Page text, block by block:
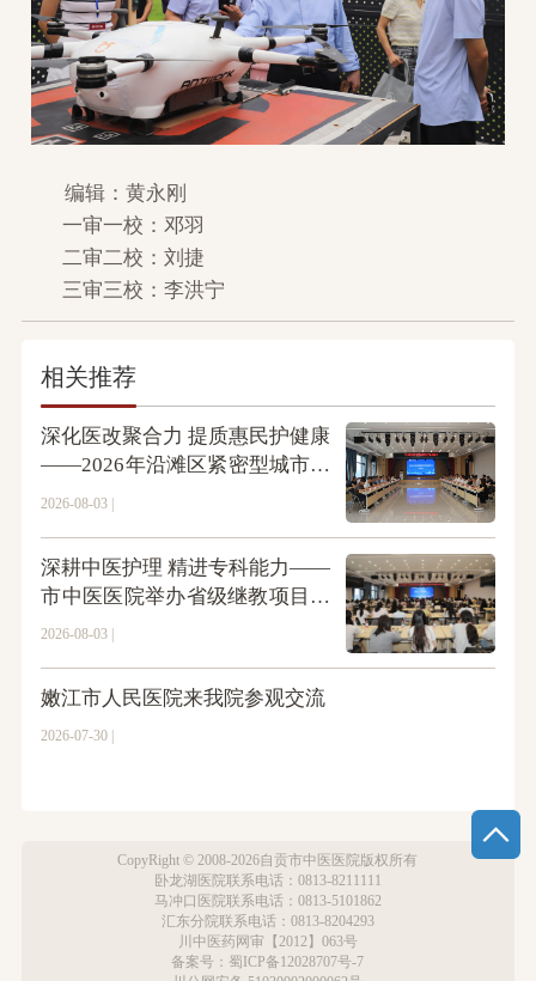
编辑：黄永刚
一审一校：邓羽
二审二校：刘捷
三审三校：李洪宁
相关推荐
深化医改聚合力 提质惠民护健康
——2026年沿滩区紧密型城市医
疗集团理事会会议在市中医医院
2026-08-03 |
深耕中医护理 精进专科能力——
市中医医院举办省级继教项目培
训班暨义诊活动
2026-08-03 |
嫩江市人民医院来我院参观交流
2026-07-30 |
CopyRight © 2008-2026自贡市中医医院版权所有
卧龙湖医院联系电话：0813-8211111
马冲口医院联系电话：0813-5101862
汇东分院联系电话：0813-8204293
川中医药网审【2012】063号
备案号：蜀ICP备12028707号-7